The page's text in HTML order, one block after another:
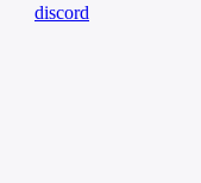
discord